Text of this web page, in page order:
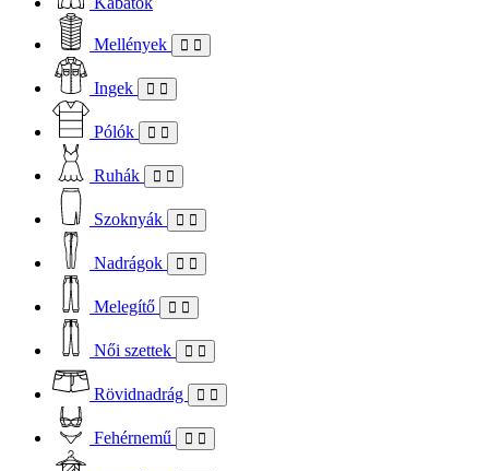
Mellények
Ingek
Pólók
Ruhák
Szoknyák
Nadrágok
Melegítő
Női szettek
Rövidnadrág
Fehérnemű